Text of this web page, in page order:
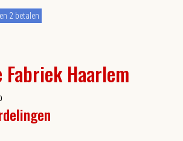
Fabriek Haarlem
2 betalen